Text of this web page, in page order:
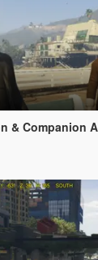
& Companion